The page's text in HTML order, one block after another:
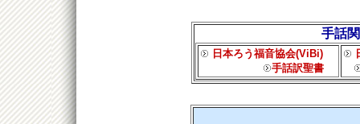
手話
日本ろう福音協会(ViBi)
手話訳聖書